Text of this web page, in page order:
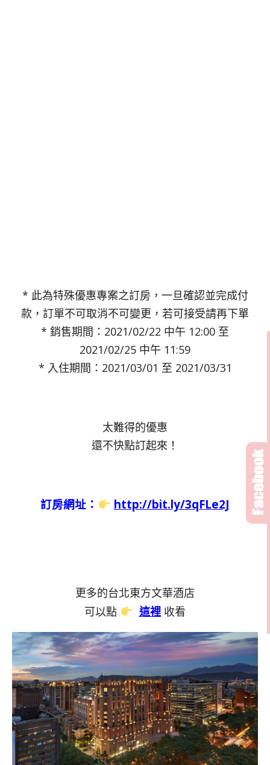
* 此為特殊優惠專案之訂房，一旦確認並完成付
款，訂單不可取消不可變更，若可接受請再下單
* 銷售期間：2021/02/22 中午 12:00 至
2021/02/25 中午 11:59
* 入住期間：2021/03/01 至 2021/03/31
太難得的優惠
還不快點訂起來！
訂房網址： http://bit.ly/3qFLe2J
更多的台北東方文華酒店
可以點
這裡收看